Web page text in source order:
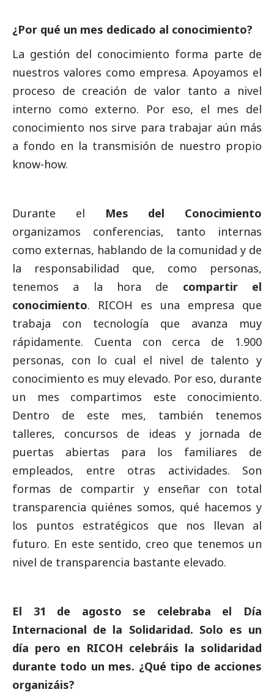
¿Por qué un mes dedicado al conocimiento?
La gestión del conocimiento forma parte de
nuestros valores como empresa. Apoyamos el
proceso de creación de valor tanto a nivel
interno como externo. Por eso, el mes del
conocimiento nos sirve para trabajar aún más
a fondo en la transmisión de nuestro propio
know-how.
Durante el Mes del Conocimiento
organizamos conferencias, tanto internas
como externas, hablando de la comunidad y de
la responsabilidad que, como personas,
tenemos a la hora de compartir el
conocimiento. RICOH
es una empresa que
trabaja con tecnología que avanza muy
rápidamente. Cuenta con cerca de 1.900
personas, con lo cual el nivel de talento y
conocimiento es muy elevado. Por eso, durante
un mes compartimos este conocimiento.
Dentro de este mes, también tenemos
talleres, concursos de ideas y jornada de
puertas abiertas para los familiares de
empleados, entre otras actividades. Son
formas de compartir y enseñar con total
transparencia quiénes somos, qué hacemos y
los puntos estratégicos que nos llevan al
futuro. En este sentido, creo que tenemos un
nivel de transparencia bastante elevado.
El 31 de agosto se celebraba el Día
Internacional de la Solidaridad. Solo es un
día pero en RICOH celebráis la solidaridad
durante todo un mes. ¿Qué tipo de acciones
organizáis?